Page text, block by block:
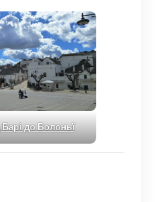
до Болоньї